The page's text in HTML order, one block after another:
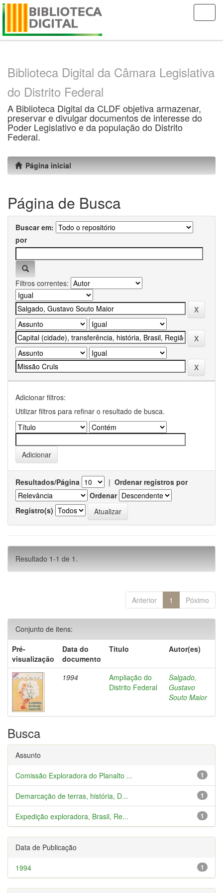
Skip
Biblioteca Digital da Câmara Legislativa
do Distrito Federal
A Biblioteca Digital da CLDF objetiva armazenar,
preservar e divulgar documentos de interesse do
Poder Legislativo e da população do Distrito
Federal.
Página inicial
Página de Busca
Buscar em:
por
Filtros correntes:
Adicionar filtros:
Utilizar filtros para refinar o resultado de busca.
Resultados/Página | Ordenar registros por
Ordenar
Registro(s)
Resultado 1-1 de 1.
Anterior 1 Póximo
Conjunto de itens:
Pré-
visualização
Data do
documento
Título Autor(es)
1994
Ampliação do
Distrito Federal
Salgado,
Gustavo
Souto Maior
Busca
Assunto
1
Comissão Exploradora do Planalto ...
1
Demarcação de terras, história, D...
1
Expedição exploradora, Brasil, Re...
Data de Publicação
1
1994